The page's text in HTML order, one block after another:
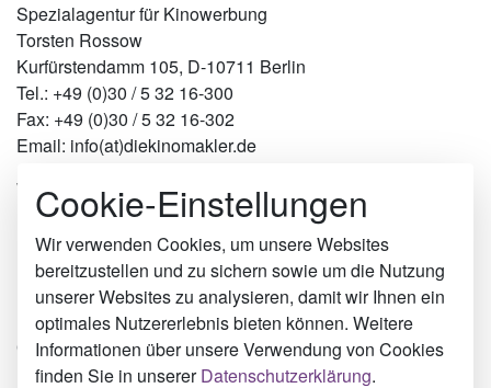
Spezialagentur für Kinowerbung
Torsten Rossow
Kurfürstendamm 105, D-10711 Berlin
Tel.: +49 (0)30 / 5 32 16-300
Fax: +49 (0)30 / 5 32 16-302
Email: info(at)diekinomakler.de
Werben in Städten
Berlin
Hamburg
München
Köln
Emden
Oranienburg
Nordhausen
Cookie-Einstellungen
Wir verwenden Cookies, um unsere Websites
bereitzustellen und zu sichern sowie um die Nutzung
unserer Websites zu analysieren, damit wir Ihnen ein
optimales Nutzererlebnis bieten können. Weitere
Informationen über unsere Verwendung von Cookies
finden Sie in unsererDatenschutzerklärung.